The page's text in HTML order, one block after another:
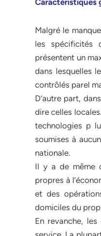
Caractéristiques
Malgré le
les spécificités
présentent un
dans lesquelles
contrôlés parel
D’autre part,
dire celles
technologies p
soumises à
nationale.
Il y a de même
propres à
et des
domiciles du
En revanche,